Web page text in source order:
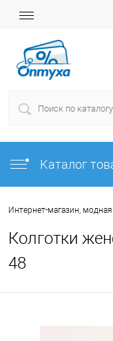
Каталог
Интернет-магазин,
Колготки
48